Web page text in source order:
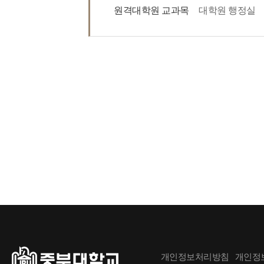
원격대학원 교과목 대학원 행정실
개인정보처리방침 개인정